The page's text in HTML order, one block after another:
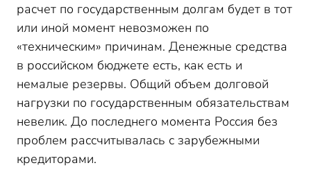
расчет по государственным долгам будет в тот
или иной момент невозможен по
«техническим» причинам. Денежные средства
в российском бюджете есть, как есть и
немалые резервы. Общий объем долговой
нагрузки по государственным обязательствам
невелик. До последнего момента Россия без
проблем рассчитывалась с зарубежными
кредиторами.